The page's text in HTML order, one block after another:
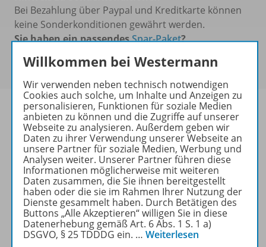
Bei Bezahlung über Paypal und Kreditkarte können
keine Sonderkonditionen gewährt werden.
Sie haben ein passendesSpar-Paket?
sich bitte an.
Informationen
Beschreibung
Weitere Inhalte der Ausgabe
Willkommen bei Westermann
Wir verwenden neben technisch notwendigen
Cookies auch solche, um Inhalte und Anzeigen zu
personalisieren, Funktionen für soziale Medien
anbieten zu können und die Zugriffe auf unserer
Webseite zu analysieren. Außerdem geben wir
Daten zu ihrer Verwendung unserer Webseite an
unsere Partner für soziale Medien, Werbung und
Analysen weiter. Unserer Partner führen diese
Informationen möglicherweise mit weiteren
Daten zusammen, die Sie ihnen bereitgestellt
haben oder die sie im Rahmen Ihrer Nutzung der
Dienste gesammelt haben. Durch Betätigen des
Buttons „Alle Akzeptieren“ willigen Sie in diese
Datenerhebung gemäß Art. 6 Abs. 1 S. 1 a)
DSGVO, § 25 TDDDG ein. … Weiterlesen